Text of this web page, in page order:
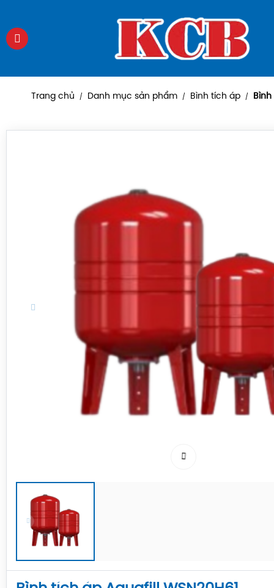
Trang chủ / Danh mục sản phẩm / Bình tích áp /